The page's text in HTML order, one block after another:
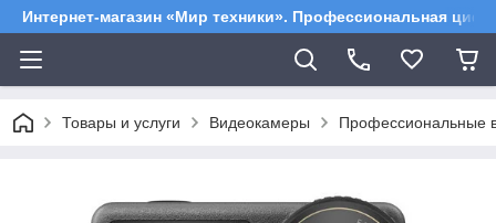
Интернет-магазин «Мир техники». Профессиональная
Товары и услуги Видеокамеры Профессиональные